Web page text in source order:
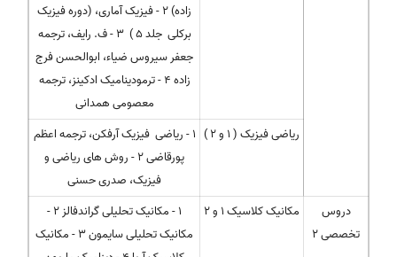
زاده) 2 - فیزیک آماری، (دوره فیزیک
برکلی جلد 5 ) 3 - ف. رایف، ترجمه
جعفر سیروس ضیاء، ابوالحسن فرج
زاده 4 - ترمودینامیک ادکینز، ترجمه
معصومی همدانی
ریاضی فیزیک ( 1 و 2 )
1 - ریاضی فیزیک آرفکن، ترجمه اعظم
پورقاضی 2 - روش های ریاضی و
فیزیک، صدری حسنی
دروس
تخصصی 2
مکانیک کلاسیک 1 و 2
1 - مکانیک تحلیلی گراندفالز 2 -
مکانیک تحلیلی سایمون 3 - مکانیک